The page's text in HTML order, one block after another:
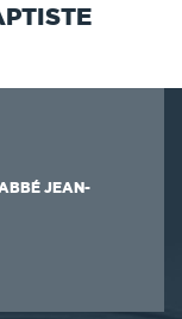
JEAN-